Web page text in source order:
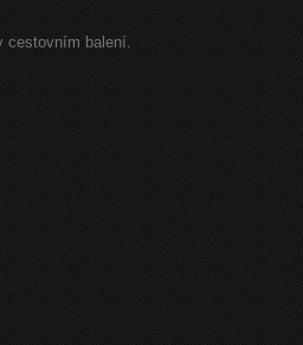
cestovním balení.